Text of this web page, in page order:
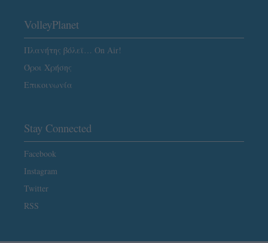
VolleyPlanet
Πλανήτης βόλεϊ… On Air!
Όροι Χρήσης
Επικοινωνία
Stay Connected
Facebook
Instagram
Twitter
RSS